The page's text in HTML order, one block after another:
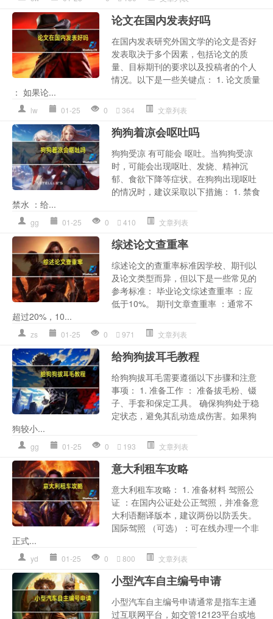
论文在国内发表好吗
在国内发表研究外国文学的论文是否好
发表取决于多个因素，包括论文的质
量、目标期刊的要求以及投稿者的个人
情况。以下是一些关键点： 1. 论文质量
： 如果论...
lw 01-25 0 364 文章列表
狗狗着凉会呕吐吗
狗狗受凉 有可能会 呕吐。当狗狗受凉
时，可能会出现呕吐、发烧、精神沉
郁、食欲下降等症状。在狗狗出现呕吐
的情况时，建议采取以下措施： 1. 禁食
禁水 ：给...
gg 01-25 0 410 文章列表
综述论文查重率
综述论文的查重率标准因学校、期刊以
及论文类型而异，但以下是一些常见的
参考标准： 毕业论文综述查重率 ：应
低于10%。 期刊文章查重率 ：通常不
超过20%，10...
zs 01-25 0 971 文章列表
给狗狗拔耳毛教程
给狗狗拔耳毛需要遵循以下步骤和注意
事项： 1. 准备工作 ： 准备拔毛粉、镊
子、手套和保定工具。 确保狗狗处于稳
定状态，避免其乱动造成伤害。如果狗
狗较小...
gg 01-25 0 193 文章列表
意大利租车攻略
意大利租车攻略： 1. 准备材料 驾照公
证 ：在国内公证处公正驾照，并准备意
大利语翻译版本，建议两份以防丢失。
国际驾照 （可选）：可在线办理一个非
正式...
yd 01-25 0 800 文章列表
小型汽车自主编号申请
小型汽车自主编号申请通常是指车主通
过互联网平台，如交管12123平台或地